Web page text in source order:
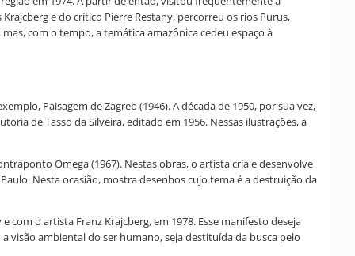
e do crítico Pierre Restany, percorreu os rios Purus,
com o tempo, a temática amazônica cedeu espaço à
Paisagem de Zagreb (1946). A década de 1950, por sua vez,
de Tasso da Silveira, editado em 1956. Nessas ilustrações, a
Omega (1967). Nestas obras, o artista cria e desenvolve
Nesta ocasião, mostra desenhos cujo tema é a destruição da
o artista Franz Krajcberg, em 1978. Esse manifesto deseja
visão ambiental do ser humano, seja destituída da busca pelo